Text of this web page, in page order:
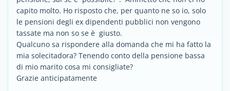
capito molto. Ho risposto che, per quanto ne so io, solo
le pensioni degli ex dipendenti pubblici non vengono
tassate ma non so se è giusto.
Qualcuno sa rispondere alla domanda che mi ha fatto la
mia solecitadora? Tenendo conto della pensione bassa
di mio marito cosa mi consigliate?
Grazie anticipatamente